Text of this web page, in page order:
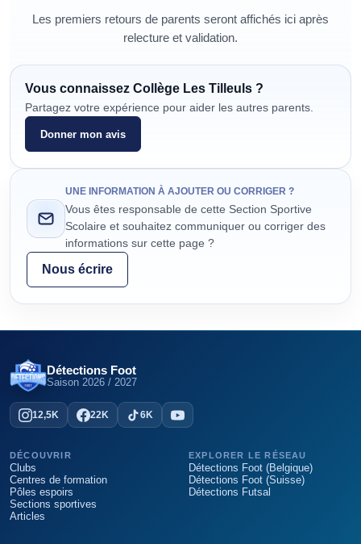
Les premiers retours de parents seront affichés ici après
relecture et validation.
Vous connaissez Collège Les Tilleuls ?
Partagez votre expérience pour aider les autres parents.
Donner mon avis
UNE INFORMATION À AJOUTER OU CORRIGER ?
Vous êtes responsable de cette Section Sportive
Scolaire et souhaitez communiquer ou corriger des
informations sur cette page ?
Nous écrire
Détections Foot
Saison 2026 / 2027
12,5K 22K 6K
DÉCOUVRIR
Clubs
Centres de formation
Pôles espoirs
Sections sportives
Articles
EXPLORER LE RÉSEAU
Détections Foot (Belgique)
Détections Foot (Suisse)
Détections Futsal